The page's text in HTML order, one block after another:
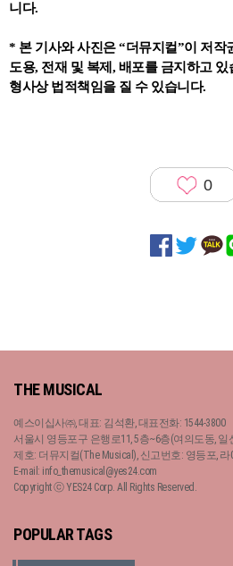
니다.
* 본 기사와 사진은“더뮤지컬”이 저작
도용, 전재 및 복제 , 배포를 금지하고 있
형사상 법적책임을 질 수 있습니다.
0
THE MUSICAL
예스이십사㈜, 대표: 김석환, 대표전화: 1544-3800
서울시 영등포구 은행로11, 5층~6층(여의도동, 일
제호: 더뮤지컬(The Musical), 신고번호: 영등포, 라
E-mail: info_themusical@yes24.com
Copyright ⓒ YES24 Corp. All Rights Reserved.
POPULAR TAGS